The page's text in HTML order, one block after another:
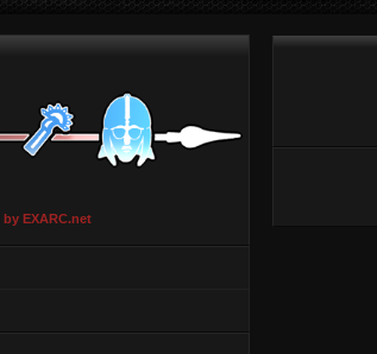
EXARC.net